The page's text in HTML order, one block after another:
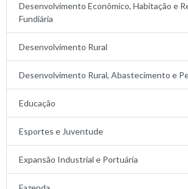
Desenvolvimento Econômico, Habitação e
Fundiária
Desenvolvimento Rural
Desenvolvimento Rural, Abastecimento e
Educação
Esportes e Juventude
Expansão Industrial e Portuária